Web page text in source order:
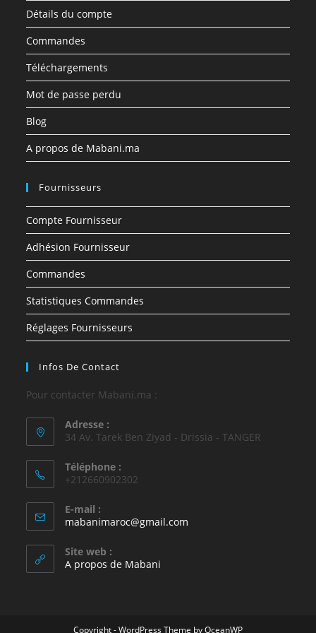
Détails du compte
Commandes
Téléchargements
Mot de passe perdu
Blog
A propos de Mabani.ma
Fournisseurs
Compte Fournisseur
Adhésion Fournisseur
Commandes
Statistiques Commandes
Réglages Fournisseurs
Infos De Contact
Pour contacter Mabani.ma :
Adresse :
34 Av. Tarek Ben Ziyad - Drissia - TANGER
Téléphone :
+212660902302
E-mail :
mabanimaroc@gmail.com
Site web :
A propos de Mabani
Copyright - WordPress Theme by OceanWP